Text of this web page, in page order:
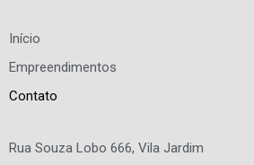
Início
Empreendimentos
Contato
Rua Souza Lobo 666, Vila Jardim